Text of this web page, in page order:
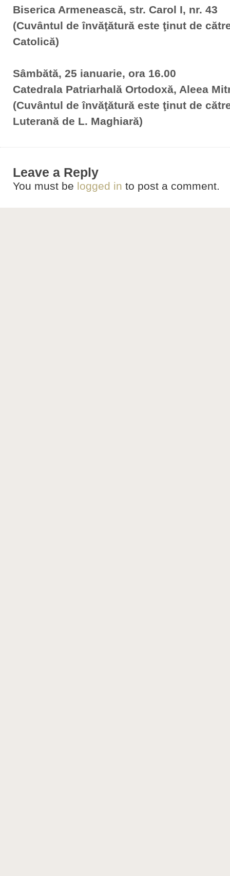
Biserica Armenească, str. Carol I, nr. 43
(Cuvântul de învăţătură este ţinut de
Catolică)
Sâmbătă, 25 ianuarie, ora 16.00
Catedrala Patriarhală Ortodoxă, Aleea
(Cuvântul de învăţătură este ţinut de
Luterană de L. Maghiară)
Leave a Reply
You must be logged in to post a comment.